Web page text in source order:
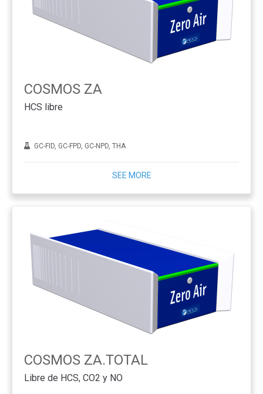
COSMOS ZA
HCS libre
GC-FID, GC-FPD, GC-NPD, THA
SEE MORE
COSMOS ZA.TOTAL
Libre de HCS, CO2 y NO